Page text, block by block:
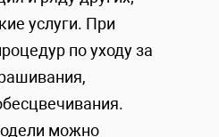
услуги. При
по уходу за
можно